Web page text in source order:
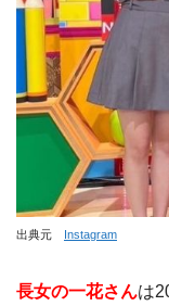
出典元 Instagram
長女の一花さんは